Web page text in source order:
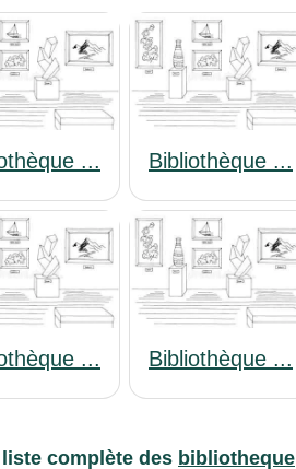
... Bibliothèque ...
... Bibliothèque ...
complète des bibliotheque